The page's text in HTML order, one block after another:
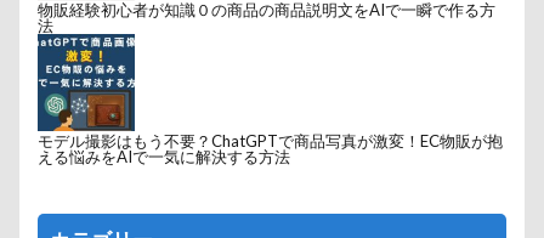
物販経験初心者が知識０の商品の商品説明文をAIで一瞬で作る方
法
モデル撮影はもう不要？ChatGPTで商品写真が激変！EC物販が抱
える悩みをAIで一気に解決する方法